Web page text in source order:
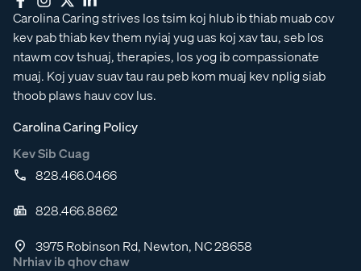
Carolina Caring strives los tsim koj hlub ib thiab muab cov
kev pab thiab kev them nyiaj yug uas koj xav tau, seb los
ntawm cov tshuaj, therapies, los yog ib compassionate
muaj. Koj yuav suav tau rau peb kom muaj kev nplig siab
thoob plaws hauv cov lus.
Carolina Caring Policy
Kev Sib Cuag
828.466.0466
828.466.8862
3975 Robinson Rd, Newton, NC 28658
Nrhiav ib qhov chaw